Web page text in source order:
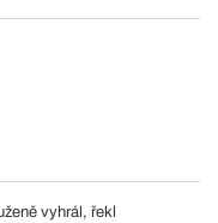
vyhrál, řekl